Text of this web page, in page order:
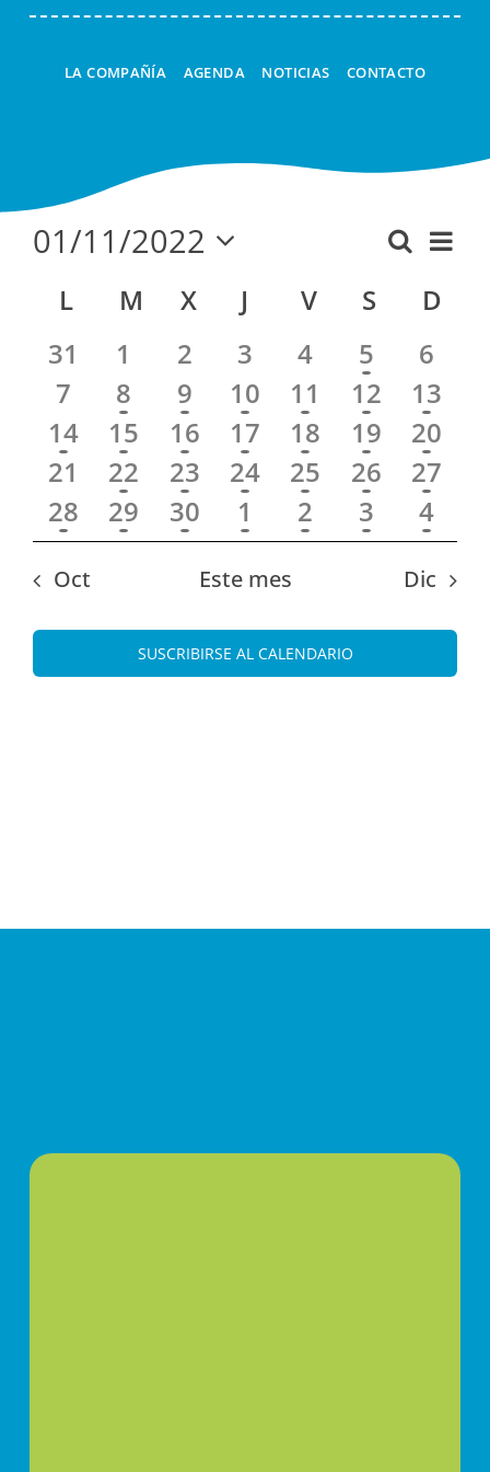
LA COMPAÑÍA AGENDA NOTICIAS CONTACTO
vistas
de
Buscar
Mes
01/11/2022
fecha.
Calendario
de
Eventos
LLUNES
M MARTES
XMIÉRCOLES
J JUEVES
V VIERNES
S SÁBADO
D
31
1 2 3 4 5
6
7
8 9 10 11 12
13
14
15 16 17 18 19
20
21
22 23 24 25 26
27
28
29 30 1 2 3 4
Oct Este mes Dic
SUSCRIBIRSE AL CALENDARIO